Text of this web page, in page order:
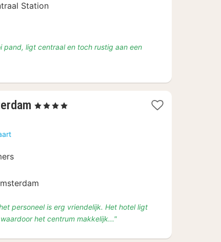
Station
pand, ligt centraal en toch rustig aan een
1
, 4 Sterren
personeel is erg vriendelijk. Het hotel ligt
het centrum makkelijk..."